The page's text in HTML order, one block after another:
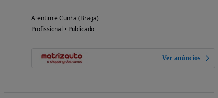
Arentim e Cunha (Braga)
Profissional • Publicado
Ver anúncios